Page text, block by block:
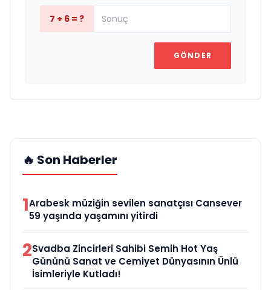
7 + 6 = ?
GÖNDER
🔥 Son Haberler
1Arabesk müziğin sevilen sanatçısı Cansever
59 yaşında yaşamını yitirdi
2Svadba Zincirleri Sahibi Semih Hot Yaş
Gününü Sanat ve Cemiyet Dünyasının Ünlü
İsimleriyle Kutladı!